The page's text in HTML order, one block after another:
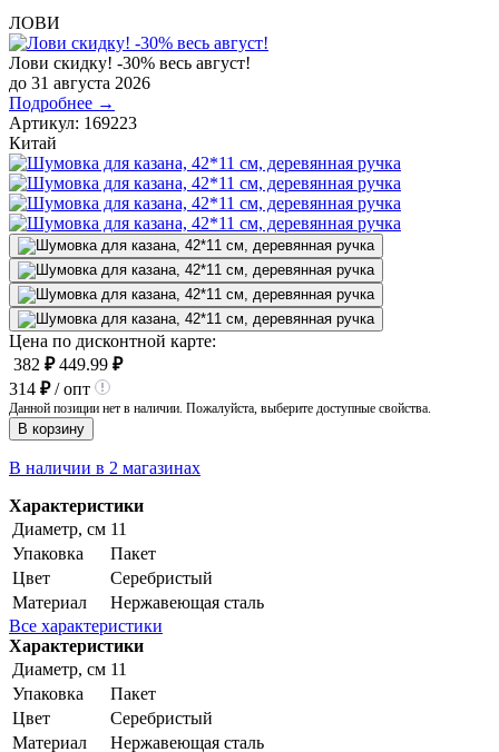
ЛОВИ
Лови скидку! -30% весь август!
до 31 августа 2026
Подробнее →
Артикул: 169223
Китай
Цена по дисконтной карте:
382 ₽ 449.99 ₽
314 ₽/ опт
Данной позиции нет в наличии. Пожалуйста, выберите доступные свойства.
В корзину
В наличии в 2 магазинах
Характеристики
Диаметр, см 11
Упаковка
Пакет
Цвет
Серебристый
Материал
Нержавеющая сталь
Все характеристики
Характеристики
Диаметр, см 11
Упаковка
Пакет
Цвет
Серебристый
Материал
Нержавеющая сталь